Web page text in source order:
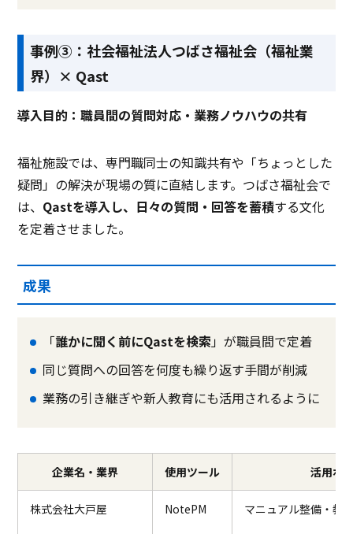
事例③：社会福祉法人つばさ福祉会（福祉業
界）× Qast
導入目的：職員間の質問対応・業務ノウハウの共有
福祉施設では、専門職同士の知識共有や「ちょっとした
疑問」の解決が現場の質に直結します。つばさ福祉会で
は、 Qastを導入し、日々の質問・回答を蓄積する文化
を定着させました。
成果
「誰かに聞く前にQastを検索」が職員間で定着
同じ質問への回答を何度も繰り返す手間が削減
業務の引き継ぎや新人教育にも活用されるように
企業名・業界 使用ツール 活用ポ
株式会社大戸屋 NotePM マニュアル整備・教